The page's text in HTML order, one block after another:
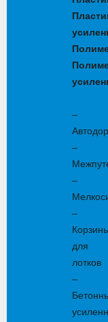
–
–
–
–
для
лотков
–